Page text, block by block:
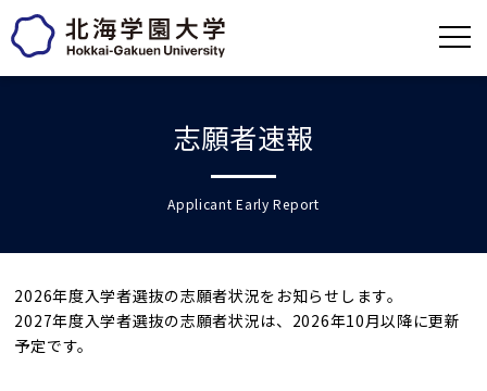
志願者速報
Applicant Early Report
2026年度入学者選抜の志願者状況をお知らせします。
2027年度入学者選抜の志願者状況は、2026年10月以降に更新
予定です。